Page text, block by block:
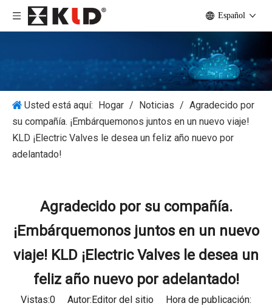
Español
Usted está aquí: Hogar / Noticias / Agradecido por
su compañía. ¡Embárquemonos juntos en un nuevo viaje!
KLD ¡Electric Valves le desea un feliz año nuevo por
adelantado!
Agradecido por su compañía.
¡Embárquemonos juntos en un nuevo
viaje! KLD ¡Electric Valves le desea un
feliz año nuevo por adelantado!
Vistas:0 Autor:Editor del sitio Hora de publicación: